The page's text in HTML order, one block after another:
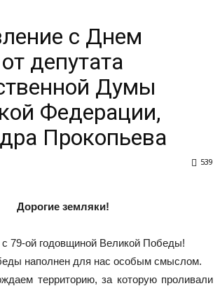
Городской
портал
с Днем
депутата
Думы
Федерации,
Прокопьева
539
Дорогие земляки!
79-ой годовщиной Великой Победы!
наполнен для нас особым смыслом.
территорию, за которую проливали